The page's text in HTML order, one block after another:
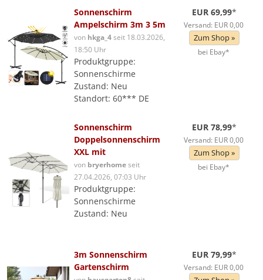
Sonnenschirm
Ampelschirm 3m 3 5m
von hkga_4seit 18.03.2026,
18:50 Uhr
Produktgruppe:
Sonnenschirme
Zustand: Neu
Standort: 60*** DE
EUR 69,99*
Versand: EUR 0,00
Zum Shop »
bei Ebay*
Sonnenschirm
Doppelsonnenschirm
XXL mit
von bryerhomeseit
27.04.2026, 07:03 Uhr
Produktgruppe:
Sonnenschirme
Zustand: Neu
EUR 78,99*
Versand: EUR 0,00
Zum Shop »
bei Ebay*
3m Sonnenschirm
Gartenschirm
EUR 79,99*
Versand: EUR 0,00